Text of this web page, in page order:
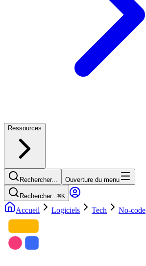
Ressources
Rechercher... Ouverture du menu
Rechercher...⌘K
Accueil Logiciels Tech No-code